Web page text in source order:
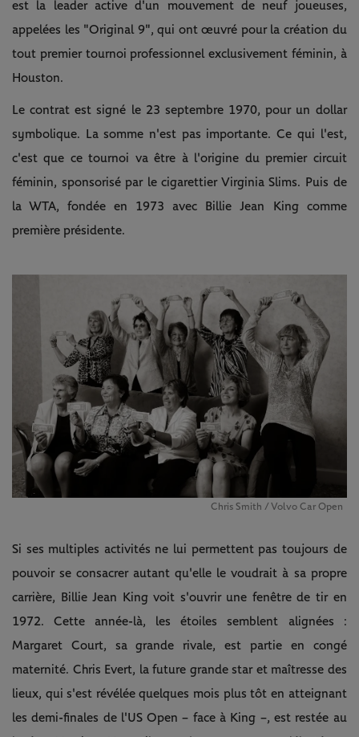
est la leader active d'un mouvement de neuf joueuses,
appelées les "Original 9", qui ont œuvré pour la création du
tout premier tournoi professionnel exclusivement féminin, à
Houston.
Le contrat est signé le 23 septembre 1970, pour un dollar
symbolique. La somme n'est pas importante. Ce qui l'est,
c'est que ce tournoi va être à l'origine du premier circuit
féminin, sponsorisé par le cigarettier Virginia Slims. Puis de
la WTA, fondée en 1973 avec Billie Jean King comme
première présidente.
Chris Smith / Volvo Car Open
Si ses multiples activités ne lui permettent pas toujours de
pouvoir se consacrer autant qu'elle le voudrait à sa propre
carrière, Billie Jean King voit s'ouvrir une fenêtre de tir en
1972. Cette année-là, les étoiles semblent alignées :
Margaret Court, sa grande rivale, est partie en congé
maternité. Chris Evert, la future grande star et maîtresse des
lieux, qui s'est révélée quelques mois plus tôt en atteignant
les demi-finales de l'US Open – face à King –, est restée au